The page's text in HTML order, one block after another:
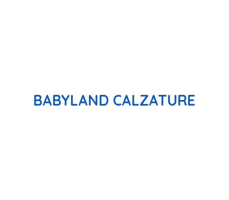
BABYLAND CALZATURE